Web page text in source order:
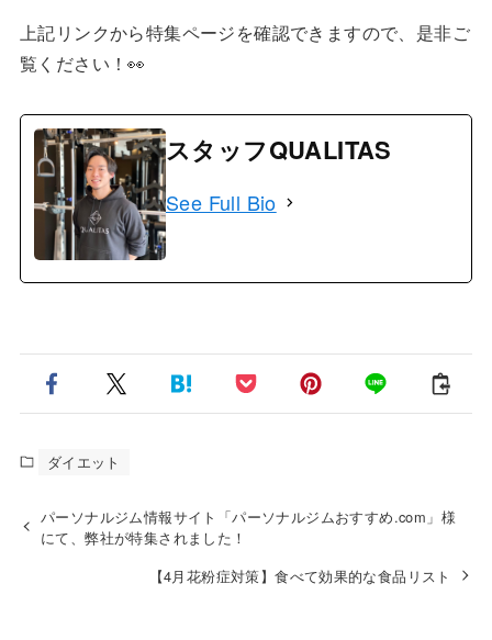
上記リンクから特集ページを確認できますので、是非ご
覧ください！👀
スタッフQUALITAS
See Full Bio
ダイエット
パーソナルジム情報サイト「パーソナルジムおすすめ.com」様
にて、弊社が特集されました！
【4月花粉症対策】食べて効果的な食品リスト